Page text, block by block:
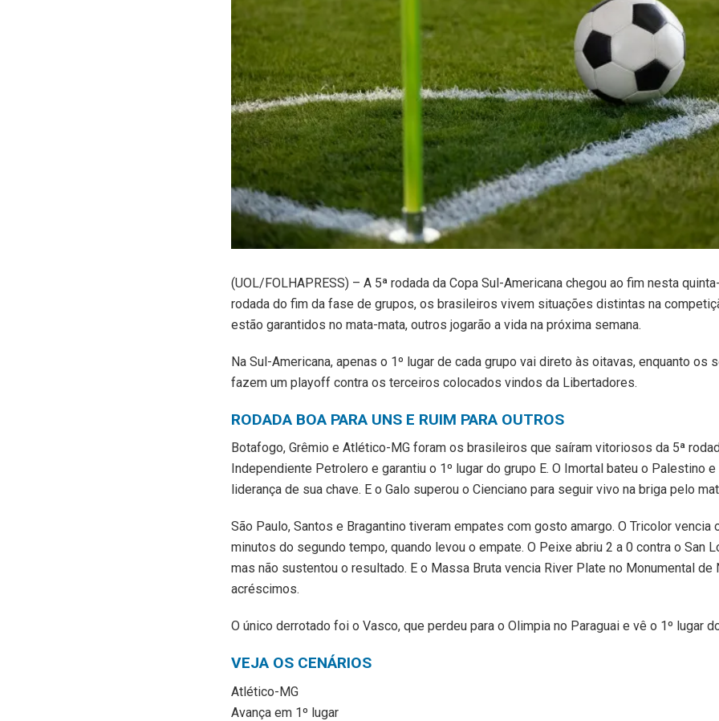
(UOL/FOLHAPRESS) – A 5ª rodada da Copa Sul-Americana chegou ao fim nesta
rodada do fim da fase de grupos, os brasileiros vivem situações distintas na
estão garantidos no mata-mata, outros jogarão a vida na próxima semana.
Na Sul-Americana, apenas o 1º lugar de cada grupo vai direto às oitavas, enquanto os
fazem um playoff contra os terceiros colocados vindos da Libertadores.
RODADA BOA PARA UNS E RUIM PARA OUTROS
Botafogo, Grêmio e Atlético-MG foram os brasileiros que saíram vitoriosos da 5ª
Independiente Petrolero e garantiu o 1º lugar do grupo E. O Imortal bateu o Palestino
liderança de sua chave. E o Galo superou o Cienciano para seguir vivo na briga pelo
São Paulo, Santos e Bragantino tiveram empates com gosto amargo. O Tricolor
minutos do segundo tempo, quando levou o empate. O Peixe abriu 2 a 0 contra o San
mas não sustentou o resultado. E o Massa Bruta vencia River Plate no Monumental de
acréscimos.
O único derrotado foi o Vasco, que perdeu para o Olimpia no Paraguai e vê o 1º lugar
VEJA OS CENÁRIOS
Atlético-MG
Avança em 1º lugar